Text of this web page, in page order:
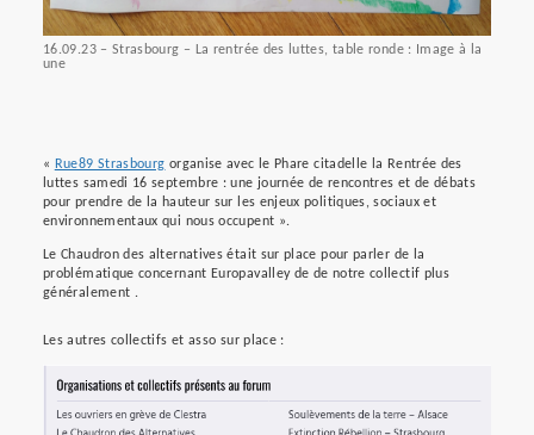
16.09.23 – Strasbourg – La rentrée des luttes, table ronde : Image à la
une
« Rue89 Strasbourg organise avec le Phare citadelle la Rentrée des
luttes samedi 16 septembre : une journée de rencontres et de débats
pour prendre de la hauteur sur les enjeux politiques, sociaux et
environnementaux qui nous occupent ».
Le Chaudron des alternatives était sur place pour parler de la
problématique concernant Europavalley de de notre collectif plus
généralement .
Les autres collectifs et asso sur place :